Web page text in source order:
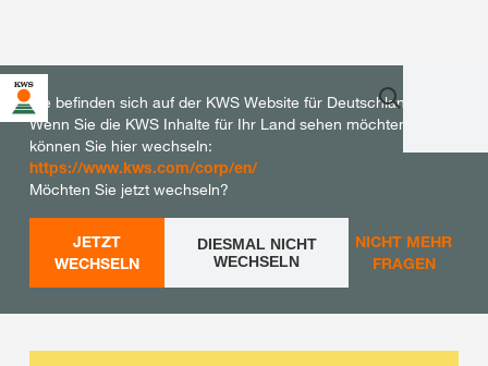
Sie befinden sich auf der KWS Website für Deutschland.
Wenn Sie die KWS Inhalte für Ihr Land sehen möchten,
können Sie hier wechseln:
https://www.kws.com/corp/en/
Möchten Sie jetzt wechseln?
JETZT
WECHSELN
DIESMAL NICHT
WECHSELN
NICHT MEHR
FRAGEN